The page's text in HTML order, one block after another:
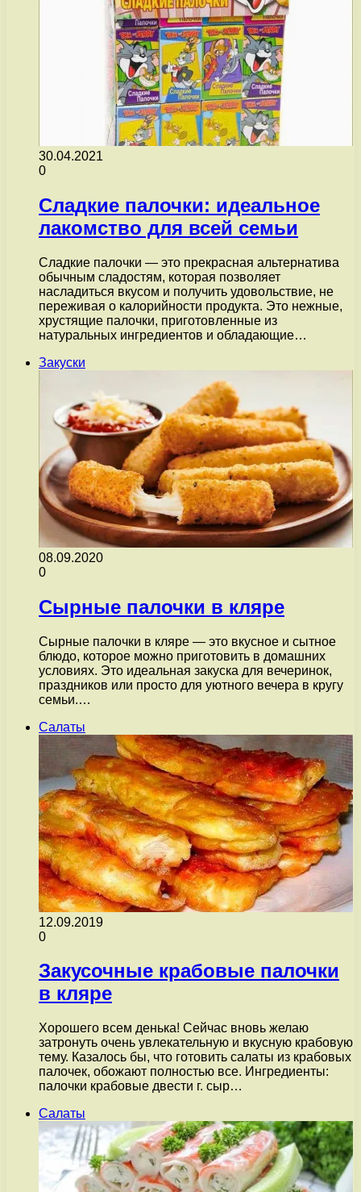
30.04.2021
0
Сладкие палочки: идеальное
лакомство для всей семьи
Сладкие палочки — это прекрасная альтернатива
обычным сладостям, которая позволяет
насладиться вкусом и получить удовольствие, не
переживая о калорийности продукта. Это нежные,
хрустящие палочки, приготовленные из
натуральных ингредиентов и обладающие…
Закуски
08.09.2020
0
Сырные палочки в кляре
Сырные палочки в кляре — это вкусное и сытное
блюдо, которое можно приготовить в домашних
условиях. Это идеальная закуска для вечеринок,
праздников или просто для уютного вечера в кругу
семьи.…
Салаты
12.09.2019
0
Закусочные крабовые палочки
в кляре
Хорошего всем денька! Сейчас вновь желаю
затронуть очень увлекательную и вкусную крабовую
тему. Казалось бы, что готовить салаты из крабовых
палочек, обожают полностью все. Ингредиенты:
палочки крабовые двести г. сыр…
Салаты